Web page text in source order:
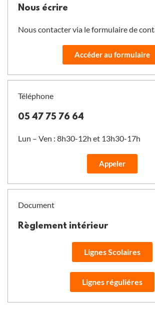
Nous écrire
Nous contacter via le formulaire de
Accéder au formulaire
Téléphone
05 47 75 76 64
Lun – Ven : 8h30-12h et 13h30-17h
Appeler
Document
Règlement intérieur
Lignes Scolaires
Lignes réguliéres